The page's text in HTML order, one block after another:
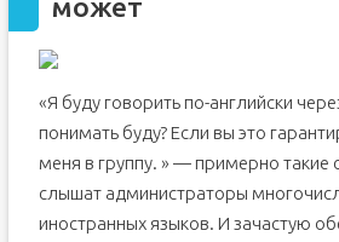
может
«Я буду говорить по-английски
понимать буду? Если вы это
меня в группу. » — примерно такие
слышат администраторы
иностранных языков. И зачастую